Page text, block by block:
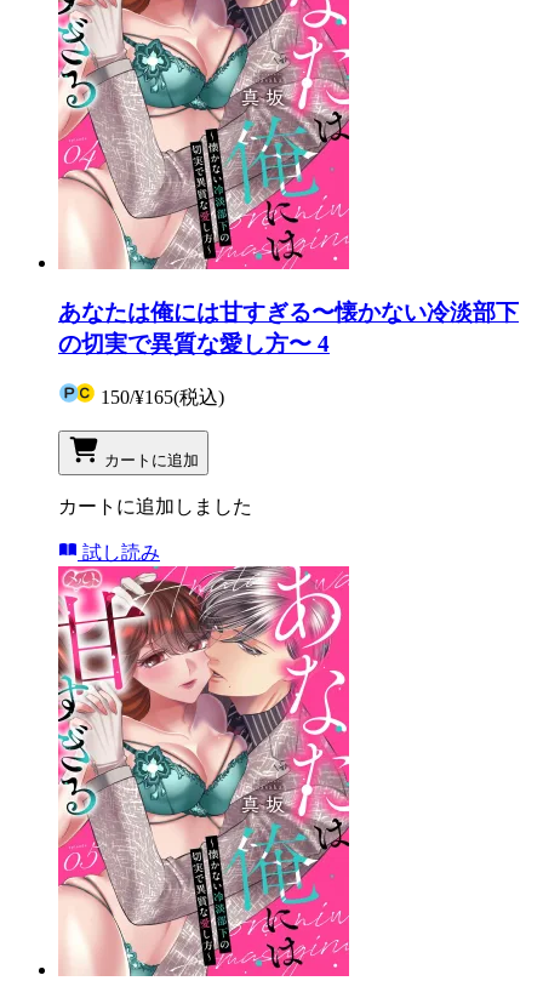
あなたは俺には甘すぎる〜懐かない冷淡部下
の切実で異質な愛し方〜 4
150/¥165(税込)
カートに追加
カートに追加しました
試し読み